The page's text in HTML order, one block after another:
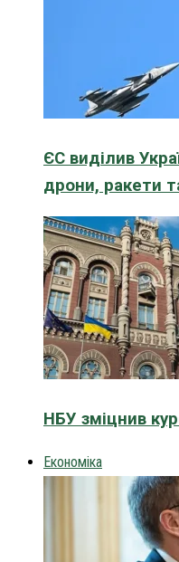
ЄС виділив
дрони, ракети
НБУ зміцнив
Економіка